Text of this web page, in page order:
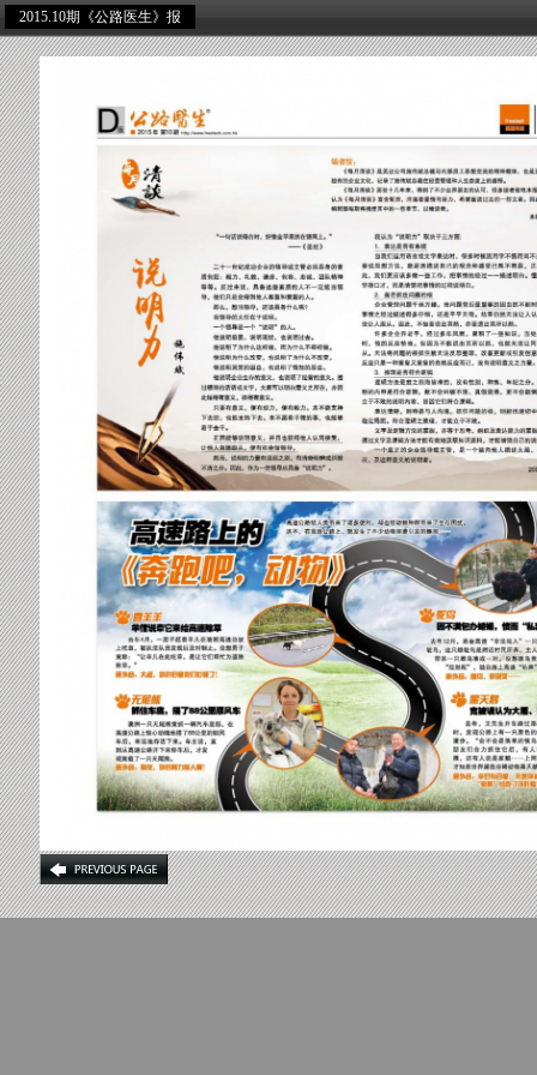
2015.10期《公路医生》报